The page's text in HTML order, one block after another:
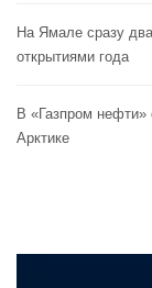
На Ямале сразу
открытиями года
В «Газпром нефти»
Арктике